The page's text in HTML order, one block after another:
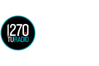
Radio
Provincia